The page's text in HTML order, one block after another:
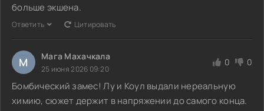
больше экшена.
Ответить Цитировать
М Мага Махачкала
25 июня 2026 09:20
0 0
Бомбический замес! Лу и Коул выдали нереальную
химию, сюжет держит в напряжении до самого конца.